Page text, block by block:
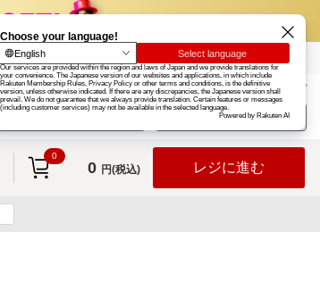
楽天グループ カード
お知らせ ヘルプ
ログイン
0
0 円(税込) レジに進む